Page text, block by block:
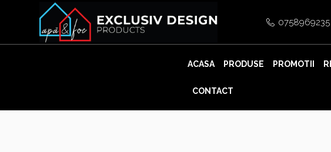
content
0758969235
ACASA PRODUSE PROMOTII
CONTACT